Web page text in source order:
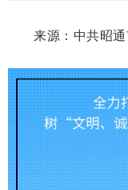
来源： 中共昭